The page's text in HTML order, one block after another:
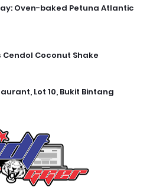
Oven-baked Petuna Atlantic
Cendol Coconut Shake
Lot 10, Bukit Bintang